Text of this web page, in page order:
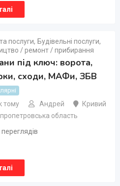
послуги, Будівельні послуги,
/ ремонт / прибирання
під ключ: ворота,
сходи, МАФи, ЗБВ
тому Андрей
Кривий
область